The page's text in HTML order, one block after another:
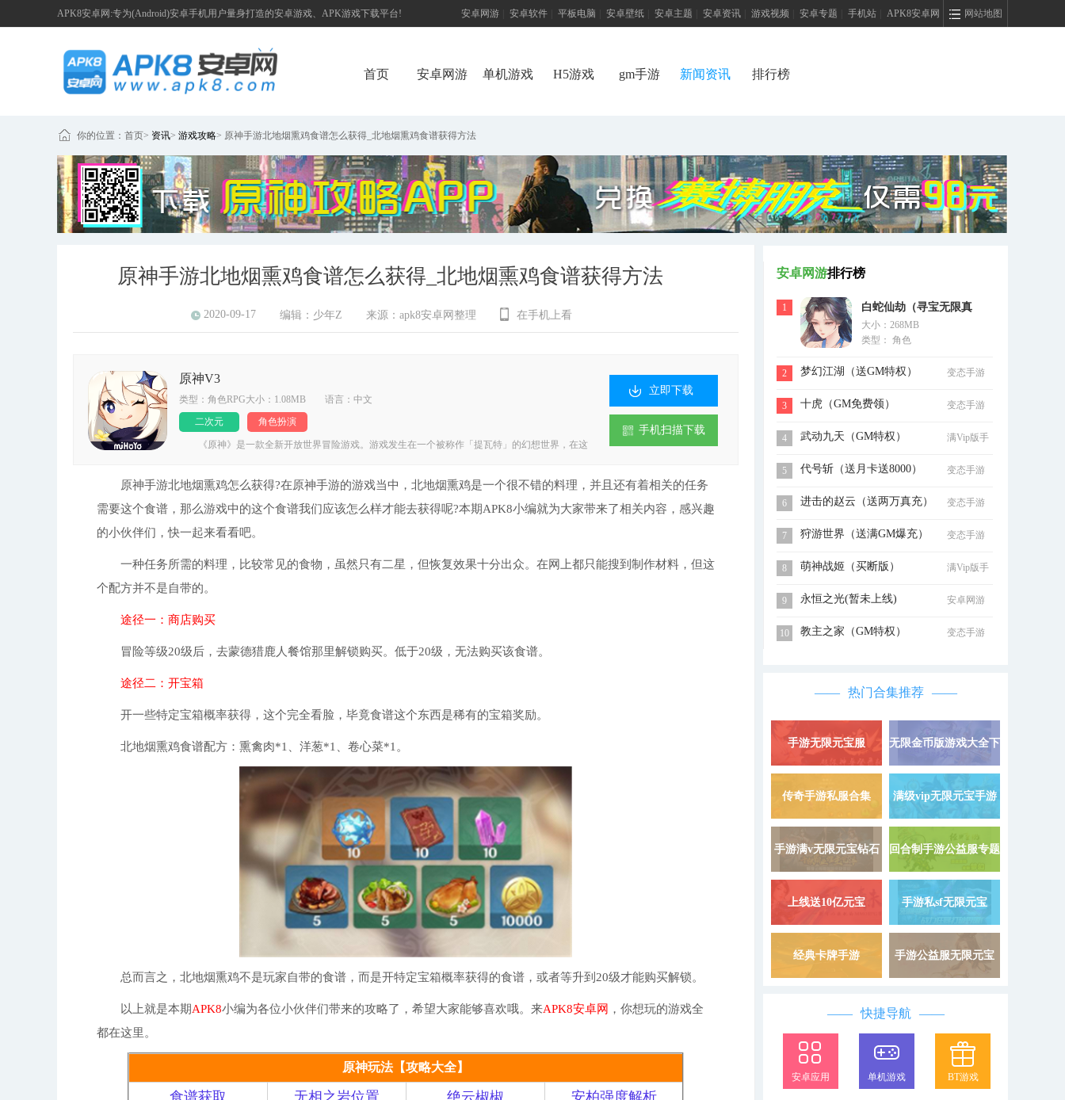
APK8安卓网:专为(Android)安卓手机用户量身打造的安卓游戏、APK游戏下载平台! 网站地图
安卓网游 安卓软件 平板电脑 安卓壁纸 安卓主题 安卓资讯 游戏视频 安卓专题 手机站 APK8安卓网
首页 安卓网游 单机游戏 H5游戏 gm手游 新闻资讯 排行榜
你的位置： 首页> 资讯> 游戏攻略> 原神手游北地烟熏鸡食谱怎么获得_北地烟熏鸡食谱获得方法
原神手游北地烟熏鸡食谱怎么获得_北地烟熏鸡食谱获得方法
2020-09-17 编辑： 少年Z 来源： apk8安卓网整理 在手机上看
原神V3
类型：角色RPG大小：1.08MB 语言：中文
二次元
角色扮演
《原神》是一款全新开放世界冒险游戏。游戏发生在一个被称作「提瓦特」的幻想世界，在这
——同时，逐步发掘「原神」的真相。
立即下载
手机扫描下载
原神手游北地烟熏鸡怎么获得?在原神手游的游戏当中，北地烟熏鸡是一个很不错的料理，并且还有着相关的任务
需要这个食谱，那么游戏中的这个食谱我们应该怎么样才能去获得呢?本期APK8小编就为大家带来了相关内容，感兴趣
的小伙伴们，快一起来看看吧。
一种任务所需的料理，比较常见的食物，虽然只有二星，但恢复效果十分出众。在网上都只能搜到制作材料，但这
个配方并不是自带的。
途径一：商店购买
冒险等级20级后，去蒙德猎鹿人餐馆那里解锁购买。低于20级，无法购买该食谱。
途径二：开宝箱
开一些特定宝箱概率获得，这个完全看脸，毕竟食谱这个东西是稀有的宝箱奖励。
北地烟熏鸡食谱配方：熏禽肉*1、洋葱*1、卷心菜*1。
总而言之，北地烟熏鸡不是玩家自带的食谱，而是开特定宝箱概率获得的食谱，或者等升到20级才能购买解锁。
以上就是本期APK8小编为各位小伙伴们带来的攻略了，希望大家能够喜欢哦。来APK8安卓网 ，你想玩的游戏全
都在这里。
原神玩法【攻略大全】
食谱获取 无相之岩位置 绝云椒椒
安柏强度解析
安卓网游排行榜
1
白蛇仙劫（寻宝无限真
充）
大小：268MB
类型： 角色
2 梦幻江湖（送GM特权） 变态手游
3 十虎（GM免费领） 变态手游
4 武动九天（GM特权）
满Vip版手
5
代号斩（送月卡送8000） 变态手游
6 进击的赵云（送两万真充） 变态手游
7 狩游世界（送满GM爆充） 变态手游
8 萌神战姬（买断版）
满Vip版手
9
永恒之光(暂未上线) 安卓网游
10 教主之家（GM特权） 变态手游
热门合集推荐
手游无限元宝服
9999999
详情 »
无限金币版游戏大全下
载
传奇手游私服合集 详情 »
满级vip无限元宝手游
手游满v无限元宝钻石 详情 »
回合制手游公益服专题
上线送10亿元宝 详情 »
手游私sf无限元宝
经典卡牌手游 详情 »
手游公益服无限元宝
快捷导航
安卓应用 单机游戏 BT游戏